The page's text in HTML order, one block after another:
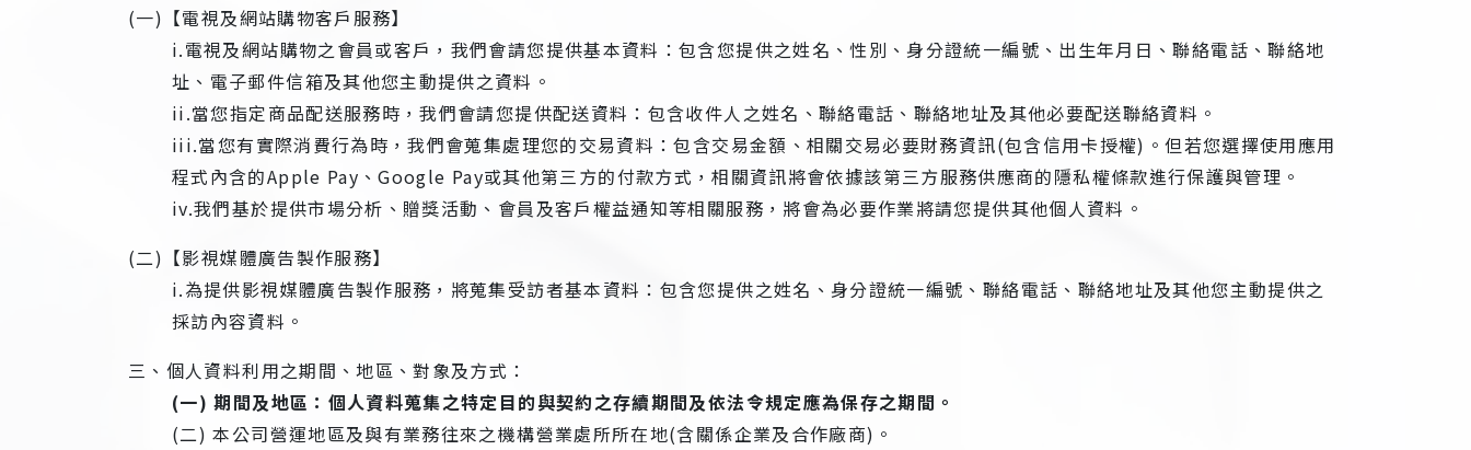
(一)【電視及網站購物客戶服務】
i.電視及網站購物之會員或客戶，我們會請您提供基本資料：包含您提供之姓名、性別、身分證統一編號、出生年月日、聯絡電話、聯絡地
址、電子郵件信箱及其他您主動提供之資料。
ii.當您指定商品配送服務時，我們會請您提供配送資料：包含收件人之姓名、聯絡電話、聯絡地址及其他必要配送聯絡資料。
iii.當您有實際消費行為時，我們會蒐集處理您的交易資料：包含交易金額、相關交易必要財務資訊(包含信用卡授權)。但若您選擇使用應用
程式內含的Apple Pay、Google Pay或其他第三方的付款方式，相關資訊將會依據該第三方服務供應商的隱私權條款進行保護與管理。
iv.我們基於提供市場分析、贈獎活動、會員及客戶權益通知等相關服務，將會為必要作業將請您提供其他個人資料。
(二)【影視媒體廣告製作服務】
i.為提供影視媒體廣告製作服務，將蒐集受訪者基本資料：包含您提供之姓名、身分證統一編號、聯絡電話、聯絡地址及其他您主動提供之
採訪內容資料。
三、個人資料利用之期間、地區、對象及方式：
(一) 期間及地區：個人資料蒐集之特定目的與契約之存續期間及依法令規定應為保存之期間。
(二) 本公司營運地區及與有業務往來之機構營業處所所在地(含關係企業及合作廠商)。